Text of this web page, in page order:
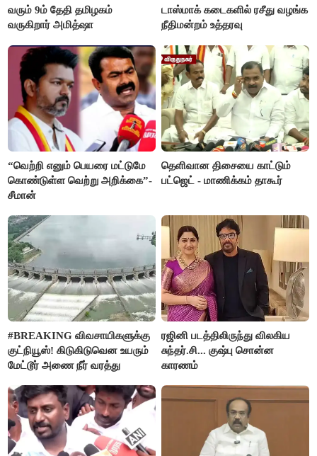
வரும் 9ம் தேதி தமிழகம்
வருகிறார் அமித்ஷா
டாஸ்மாக் கடைகளில் ரசீது வழங்க
நீதிமன்றம் உத்தரவு
“வெற்றி எனும் பெயரை மட்டுமே
கொண்டுள்ள வெற்று அறிக்கை”-
சீமான்
தெளிவான திசையை காட்டும்
பட்ஜெட் - மாணிக்கம் தாகூர்
#BREAKING விவசாயிகளுக்கு
குட்நியூஸ்! கிடுகிடுவென உயரும்
மேட்டூர் அணை நீர் வரத்து
ரஜினி படத்திலிருந்து விலகிய
சுந்தர்.சி... குஷ்பு சொன்ன
காரணம்